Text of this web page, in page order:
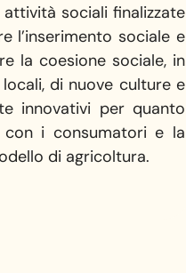
sociali finalizzate
l’inserimento sociale e
la coesione sociale, in
di nuove culture e
innovativi per quanto
con i consumatori e la
di agricoltura.